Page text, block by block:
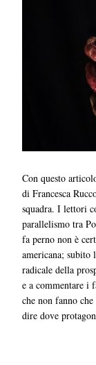
Con questo
di Francesca
squadra. I lettori
parallelismo tra
fa perno non è
americana; subito
radicale della
e a commentare i
che non fanno
dire dove